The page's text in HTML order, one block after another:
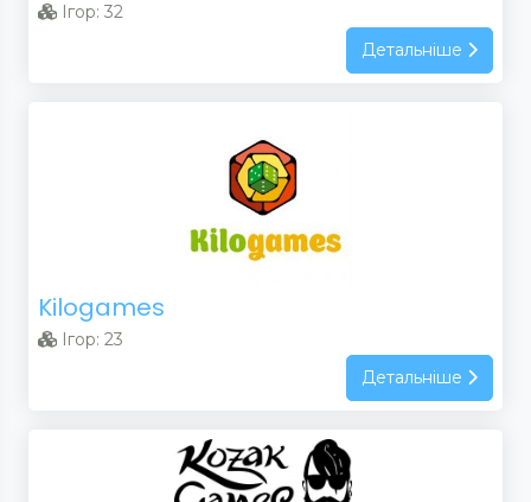
Ігор: 32
Детальніше
Kilogames
Ігор: 23
Детальніше